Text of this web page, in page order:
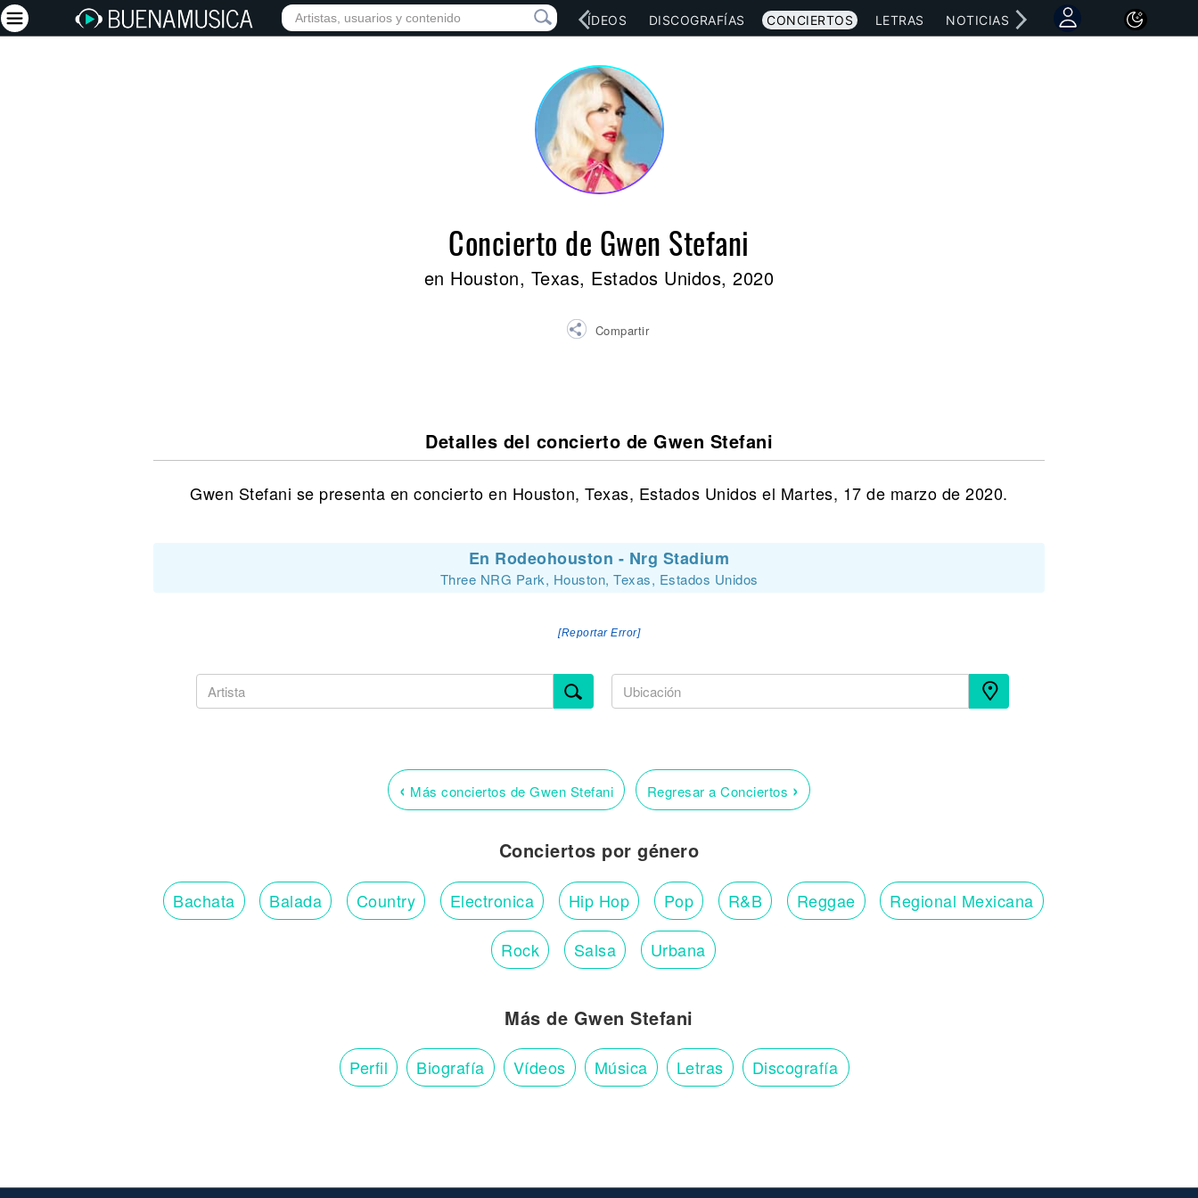
INICIO ARTISTAS RED SOCIAL MÚSICA VÍDEOS DISCOGRAFÍAS CONCIERTOS LETRAS NOTICIAS
Concierto de Gwen Stefani
en Houston, Texas, Estados Unidos, 2020
Compartir
Detalles del concierto de Gwen Stefani
Gwen Stefani se presenta en concierto en Houston, Texas, Estados Unidos el Martes, 17 de marzo de 2020.
En Rodeohouston - Nrg Stadium
Three NRG Park, Houston, Texas, Estados Unidos
[Reportar Error]
‹ Más conciertos de Gwen Stefani Regresar a Conciertos ›
Conciertos por género
Bachata Balada Country Electronica Hip Hop Pop R&B Reggae Regional Mexicana
Rock Salsa Urbana
Más de Gwen Stefani
Perfil Biografía Vídeos Música Letras Discografía